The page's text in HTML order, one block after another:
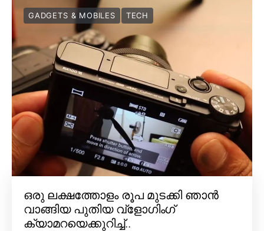
GADGETS & MOBILES TECH
ഒരു ലക്ഷത്തോളം രൂപ മുടക്കി ഞാൻ
വാങ്ങിയ പുതിയ വ്‌ളോഗിംഗ്
ക്യാമറയെക്കുറിച്ച്..